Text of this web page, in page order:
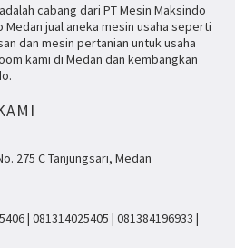
cabang dari PT Mesin Maksindo
Medan jual aneka mesin usaha seperti
dan mesin pertanian untuk usaha
kami di Medan dan kembangkan
275 C Tanjungsari, Medan
| 081314025405 | 081384196933 |